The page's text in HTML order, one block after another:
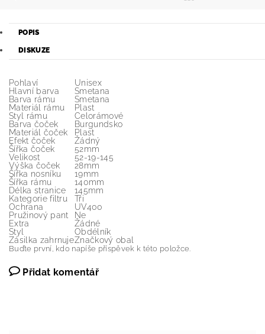
POPIS
DISKUZE
Pohlaví
Unisex
Hlavní barva
Smetana
Barva rámu
Smetana
Materiál rámu
Plast
Styl rámu
Celorámové
Barva čoček
Burgundsko
Materiál čoček
Plast
Efekt čoček
Žádný
Šířka čoček
52mm
Velikost
52-19-145
Výška čoček
28mm
Šířka nosníku
19mm
Šířka rámu
140mm
Délka stranice
145mm
Kategorie filtru
Tři
Ochrana
UV400
Pružinový pant
Ne
Extra
Žádné
Styl
Obdélník
Zásilka zahrnujeZnačkový obal
Buďte první, kdo napíše příspěvek k této položce.
Přidat komentář